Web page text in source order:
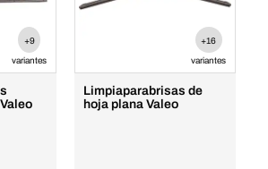
+9
variantes
+16
variantes
Limpiaparabrisas de
hoja plana Valeo